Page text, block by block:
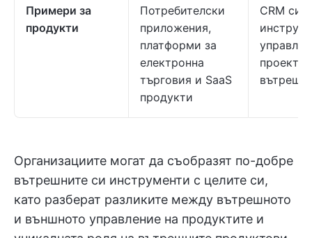
Примери за
продукти
Потребителски
приложения,
платформи за
електронна
търговия и SaaS
продукти
CRM
проекти
Организациите могат да съобразят по-добре
вътрешните си инструменти с целите си,
като разберат разликите между вътрешното
и външното управление на продуктите и